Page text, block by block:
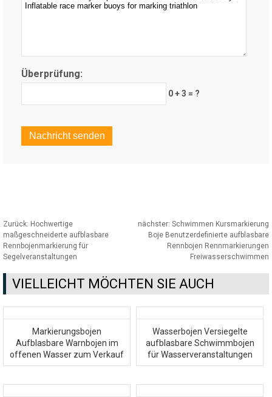
Überprüfung:
0 + 3 = ?
Zurück: Hochwertige
maßgeschneiderte aufblasbare
Rennbojenmarkierung für
Segelveranstaltungen
nächster: Schwimmen Kursmarkierung
Boje Benutzerdefinierte aufblasbare
Rennbojen Rennmarkierungen
Freiwasserschwimmen
VIELLEICHT MÖCHTEN SIE AUCH
Markierungsbojen
Aufblasbare Warnbojen im
offenen Wasser zum Verkauf
Wasserbojen Versiegelte
aufblasbare Schwimmbojen
für Wasserveranstaltungen